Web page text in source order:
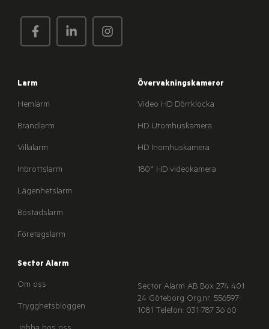
Larm
Hemlarm
Brandlarm
Villalarm
Inbrottslarm
Lägenhetslarm
Bostadslarm
Företagslarm
Övervakningskameror
Video HD Dörrklocka
HD Utomhuskamera
HD Inomhuskamera
180° HD videokamera
Sector Alarm
Om oss
Trygghetsbloggen
Sector Alarm AB Box 274 401
24 Göteborg Org.nr. 556597-
1081 Telefon: 031-787 36 60